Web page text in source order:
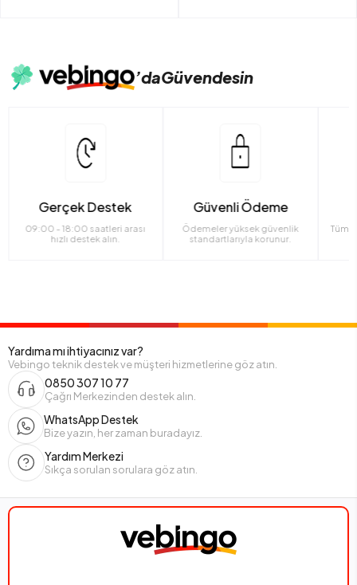
’daGüvendesin
Gerçek Destek
09:00 - 18:00 saatleri arası
hızlı destek alın.
Güvenli Ödeme
Ödemeler yüksek güvenlik
standartlarıyla korunur.
Tüm
Yardıma mı ihtiyacınız var?
Vebingo teknik destek ve müşteri hizmetlerine göz atın.
0850 307 10 77
Çağrı Merkezinden destek alın.
WhatsApp Destek
Bize yazın, her zaman buradayız.
Yardım Merkezi
Sıkça sorulan sorulara göz atın.